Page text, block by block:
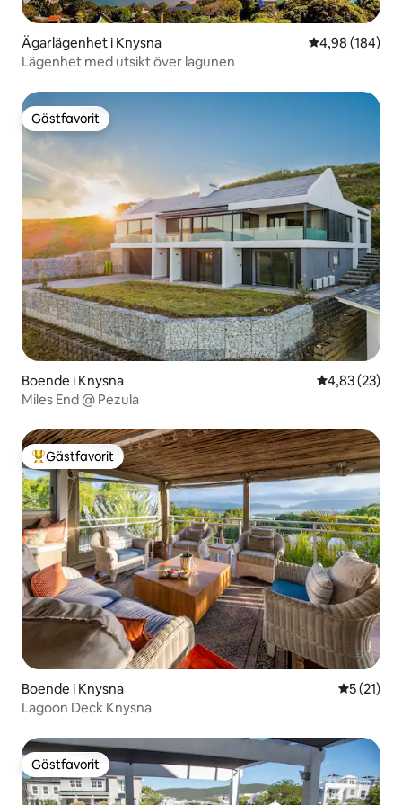
Ägarlägenhet i Knysna 4,98 av 5 i
4,98 (184)
Lägenhet med utsikt över lagunen
Gästfavorit
Gästfavorit
Boende i Knysna 4,83 av 5 i
4,83 (23)
Miles End @ Pezula
Populär gästfavorit
Gästfavorit
Boende i Knysna 5 av 5 i
5 (21)
Lagoon Deck Knysna
Gästfavorit
Gästfavorit